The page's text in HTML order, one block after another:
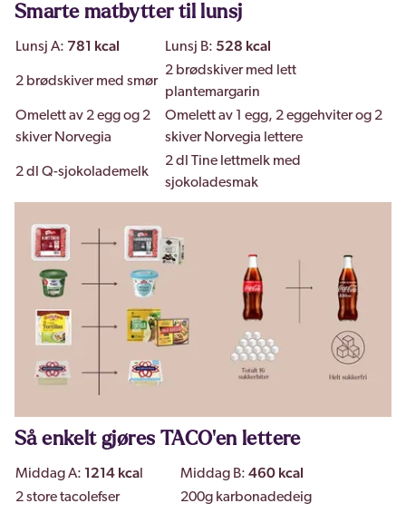
Smarte matbytter til lunsj
Lunsj A: 781 kcal Lunsj B: 528 kcal
2 brødskiver med smør
2 brødskiver med lett
plantemargarin
Omelett av 2 egg og 2
skiver Norvegia
Omelett av 1 egg, 2 eggehviter og 2
skiver Norvegia lettere
2 dl Q-sjokolademelk
2 dl Tine lettmelk med
sjokoladesmak
Så enkelt gjøres TACO'en lettere
Middag A: 1214 kcal Middag B: 460 kcal
2 store tacolefser
200g karbonadedeig